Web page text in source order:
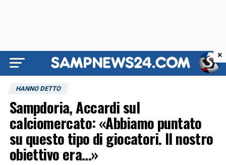
HANNO DETTO
Sampdoria, Accardi sul
calciomercato: «Abbiamo puntato
su questo tipo di giocatori. Il nostro
obiettivo era…»
×